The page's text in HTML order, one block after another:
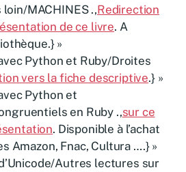
MACHINES .,Redirection
de ce livre. A
»
Python et Ruby/Droites
vers la fiche descriptive.} »
Python et
en Ruby .,sur ce
. Disponible à l’achat
Amazon, Fnac, Cultura ….} »
Autres lectures sur